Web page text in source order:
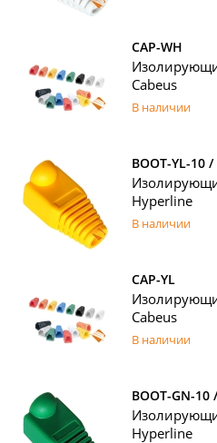
CAP-WH
Cabeus
В наличии
BOOT-YL-10
Hyperline
В наличии
CAP-YL
Cabeus
В наличии
BOOT-GN-10
Hyperline